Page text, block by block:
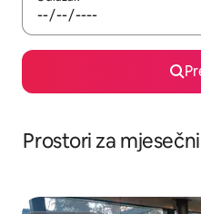
Prostori za